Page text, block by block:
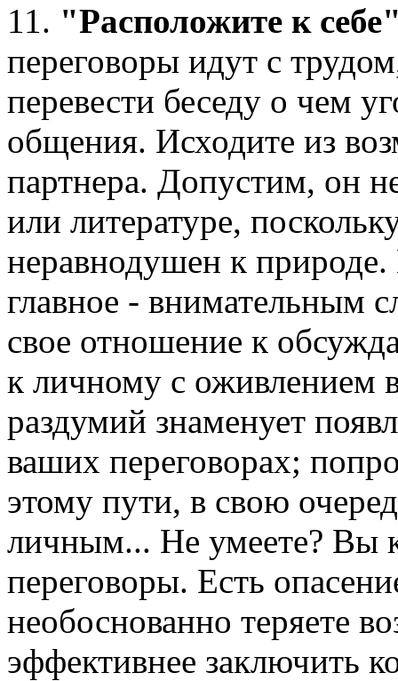
11. "Расположите к
переговоры идут с
перевести беседу о чем
общения. Исходите из
партнера. Допустим, он
или литературе,
неравнодушен к
главное - внимательным
свое отношение к
к личному с оживлением
раздумий знаменует
ваших переговорах;
этому пути, в свою
личным... Не умеете? Вы
переговоры. Есть
необоснованно теряете
эффективнее заключить